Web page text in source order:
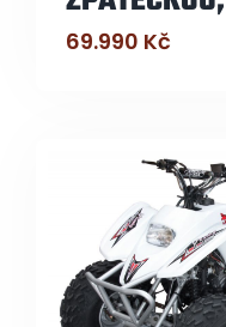
69.990 Kč